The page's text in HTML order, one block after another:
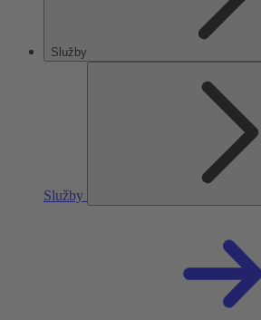
Služby
Služby